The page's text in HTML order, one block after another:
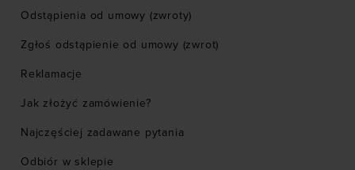
Odstąpienia od umowy (zwroty)
Zgłoś odstąpienie od umowy (zwrot)
Reklamacje
Jak złożyć zamówienie?
Najczęściej zadawane pytania
Odbiór w sklepie